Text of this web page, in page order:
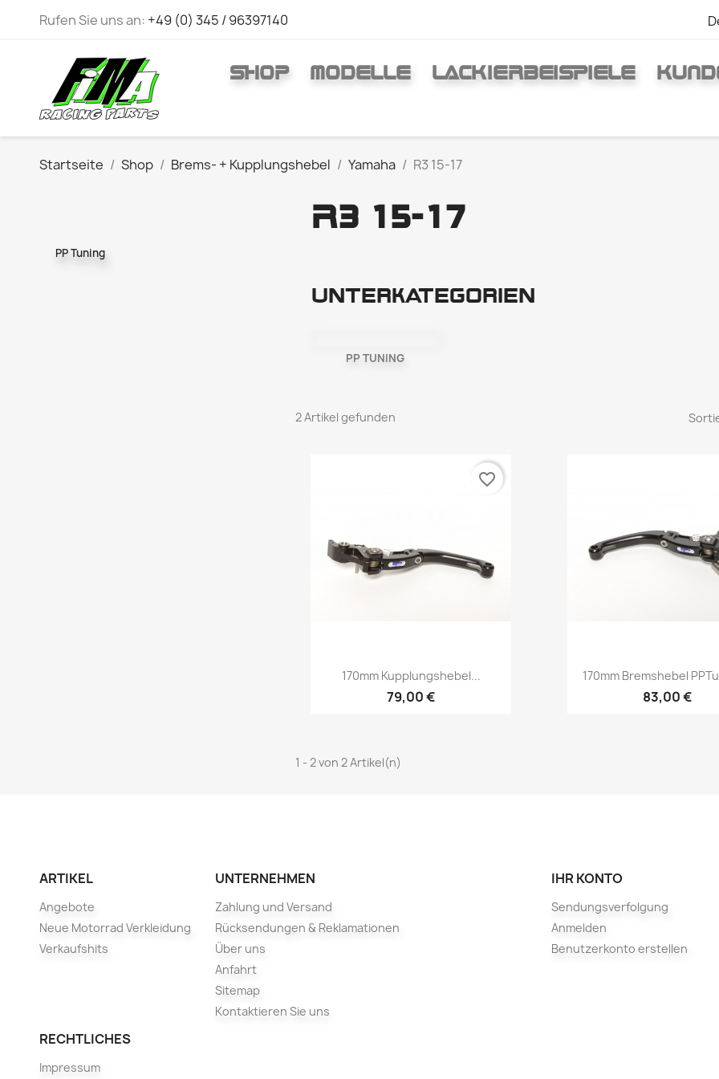
Rufen Sie uns an: +49 (0) 345 / 96397140
SHOP MODELLE LACKIERBEISPIELE
Startseite Shop Brems- + Kupplungshebel Yamaha R3 15-17
PP Tuning
R3 15-17
Unterkategorien
PP TUNING
2 Artikel gefunden
Vorschau
170mm Kupplungshebel...
79,00 €
favorite_border
Vorschau
170mm Bremshebel
83,00 €
1 - 2 von 2 Artikel(n)
ARTIKEL
Angebote
Neue Motorrad Verkleidung
Verkaufshits
UNTERNEHMEN
Zahlung und Versand
Rücksendungen & Reklamationen
Über uns
Anfahrt
Sitemap
Kontaktieren Sie uns
RECHTLICHES
Impressum
IHR KONTO
Sendungsverfolgung
Anmelden
Benutzerkonto erstellen